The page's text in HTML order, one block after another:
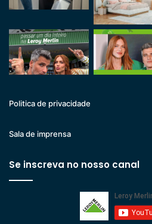
Politica de privacidade
Sala de imprensa
Se inscreva no nosso canal